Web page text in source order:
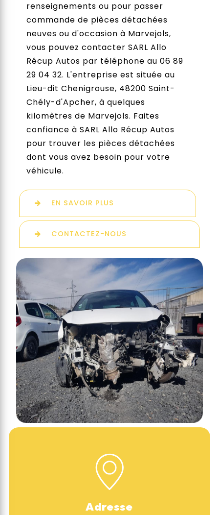
renseignements ou pour passer
commande de pièces détachées
neuves ou d'occasion à Marvejols,
vous pouvez contacter SARL Allo
Récup Autos par téléphone au 06 89
29 04 32. L'entreprise est située au
Lieu-dit Chenigrouse, 48200 Saint-
Chély-d'Apcher, à quelques
kilomètres de Marvejols. Faites
confiance à SARL Allo Récup Autos
pour trouver les pièces détachées
dont vous avez besoin pour votre
véhicule.
EN SAVOIR PLUS
CONTACTEZ-NOUS
Adresse